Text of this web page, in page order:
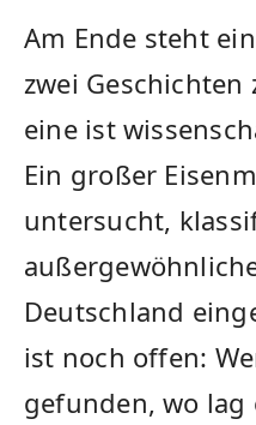
Am Ende steht
zwei
eine ist
Ein großer
untersucht,
Deutschland
ist noch offen:
gefunden, wo